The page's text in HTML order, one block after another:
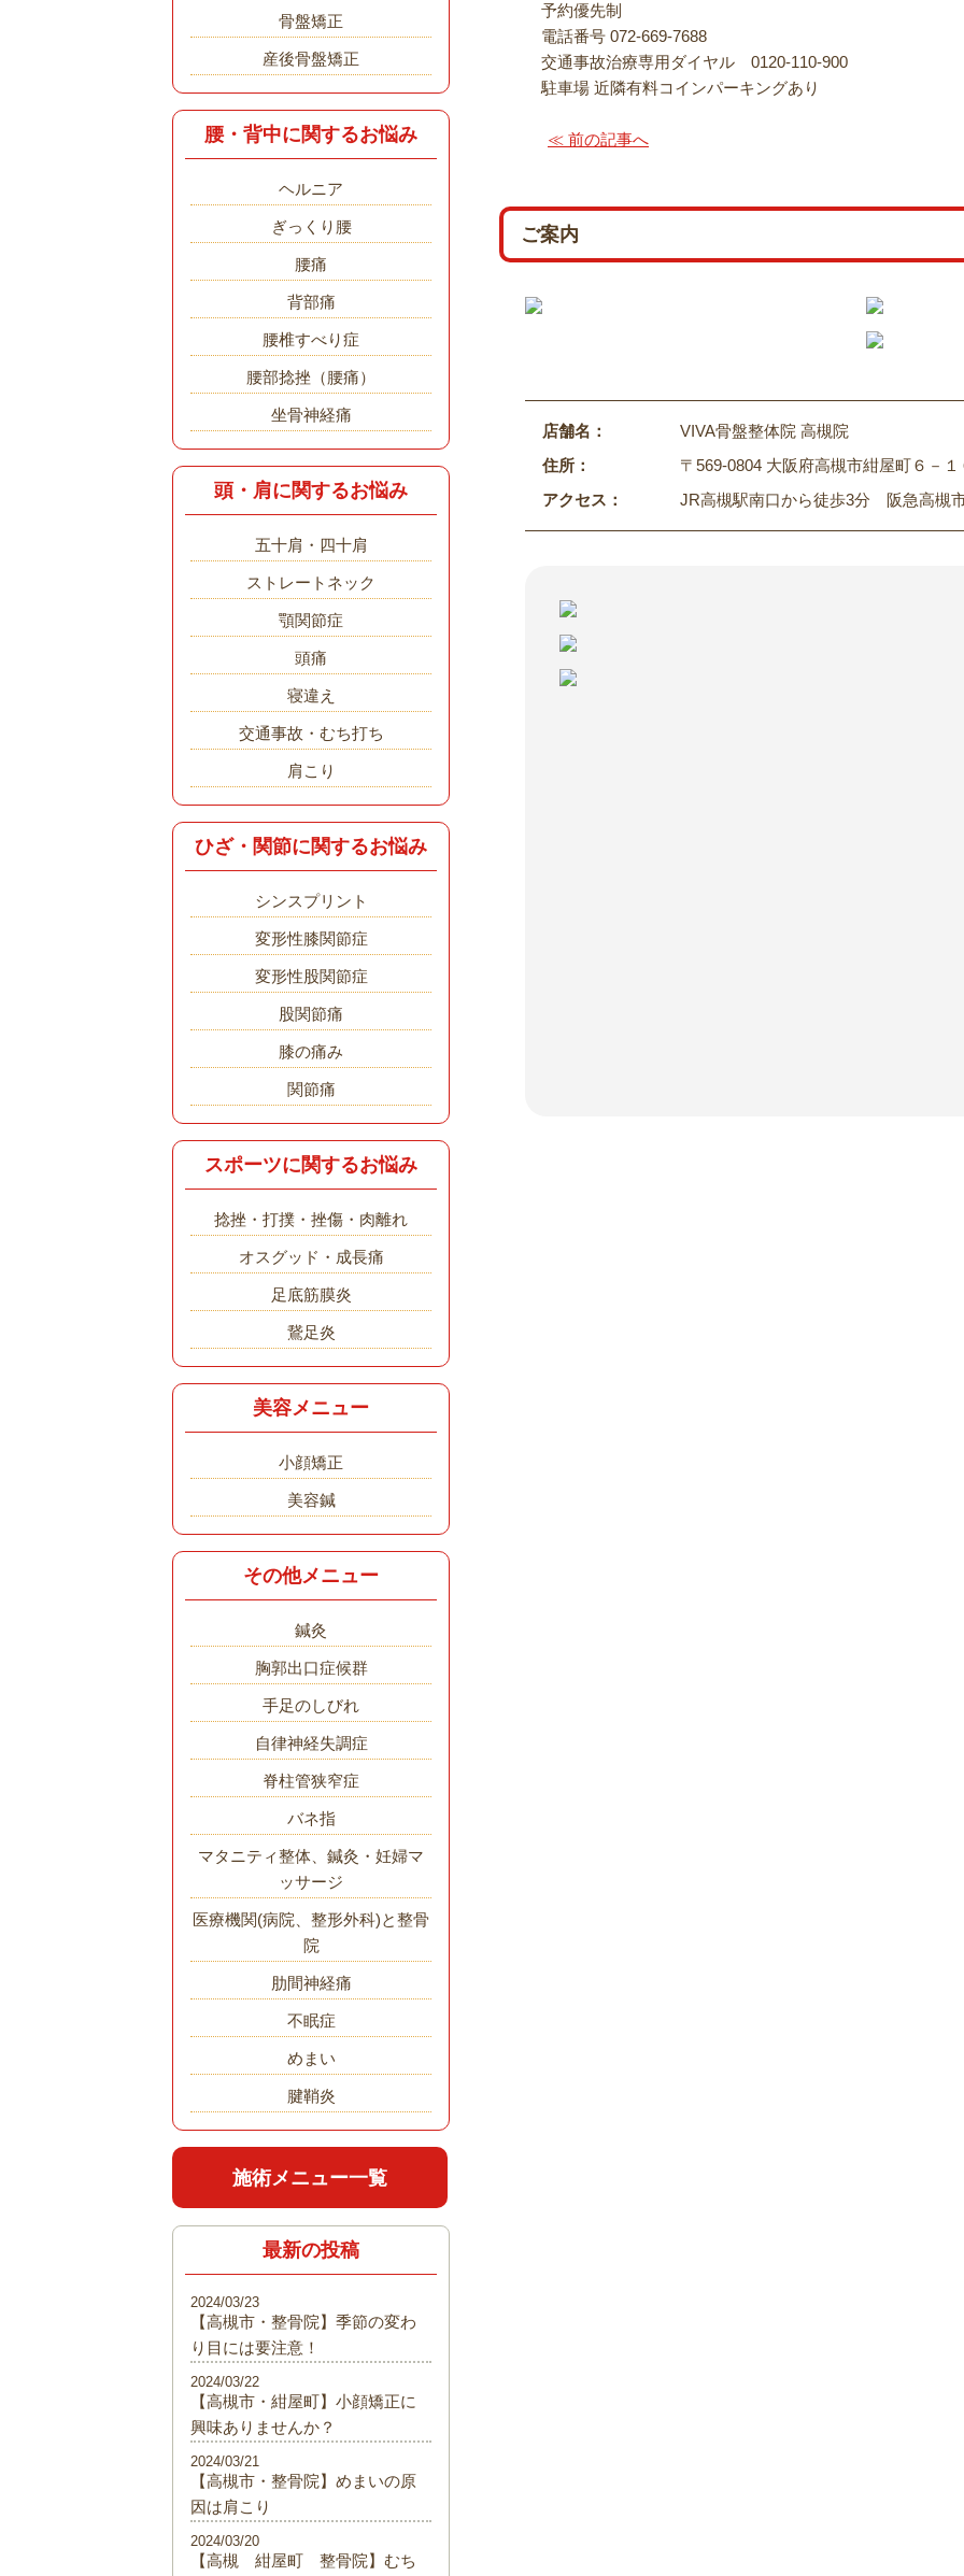
予約優先制
電話番号 072-669-7688
交通事故治療専用ダイヤル 0120-110-900
駐車場 近隣有料コインパーキングあり
≪ 前の記事へ
ご案内
店舗名：
VIVA骨盤整体院 高槻院
住所：
〒569-0804 大阪府高槻市紺屋町６－１
アクセス：
JR高槻駅南口から徒歩3分 阪急高槻
骨盤矯正
産後骨盤矯正
腰・背中に関するお悩み
ヘルニア
ぎっくり腰
腰痛
背部痛
腰椎すべり症
腰部捻挫（腰痛）
坐骨神経痛
頭・肩に関するお悩み
五十肩・四十肩
ストレートネック
顎関節症
頭痛
寝違え
交通事故・むち打ち
肩こり
ひざ・関節に関するお悩み
シンスプリント
変形性膝関節症
変形性股関節症
股関節痛
膝の痛み
関節痛
スポーツに関するお悩み
捻挫・打撲・挫傷・肉離れ
オスグッド・成長痛
足底筋膜炎
鵞足炎
美容メニュー
小顔矯正
美容鍼
その他メニュー
鍼灸
胸郭出口症候群
手足のしびれ
自律神経失調症
脊柱管狭窄症
バネ指
マタニティ整体、鍼灸・妊婦マ
ッサージ
医療機関(病院、整形外科)と整骨
院
肋間神経痛
不眠症
めまい
腱鞘炎
施術メニュー一覧
最新の投稿
【高槻市・整骨院】季節の変わ
り目には要注意！
2024/03/23
【高槻市・紺屋町】小顔矯正に
興味ありませんか？
2024/03/22
【高槻市・整骨院】めまいの原
因は肩こり
2024/03/21
【高槻 紺屋町 整骨院】むち
2024/03/20